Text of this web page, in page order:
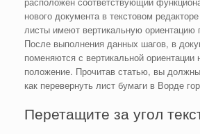
нового документа в текстовом
листы имеют вертикальную ориентацию
После выполнения данных шагов, в
поменяются с вертикальной ориентации
положение. Прочитав статью, вы
как перевернуть лист бумаги в Ворде
Перетащите за угол